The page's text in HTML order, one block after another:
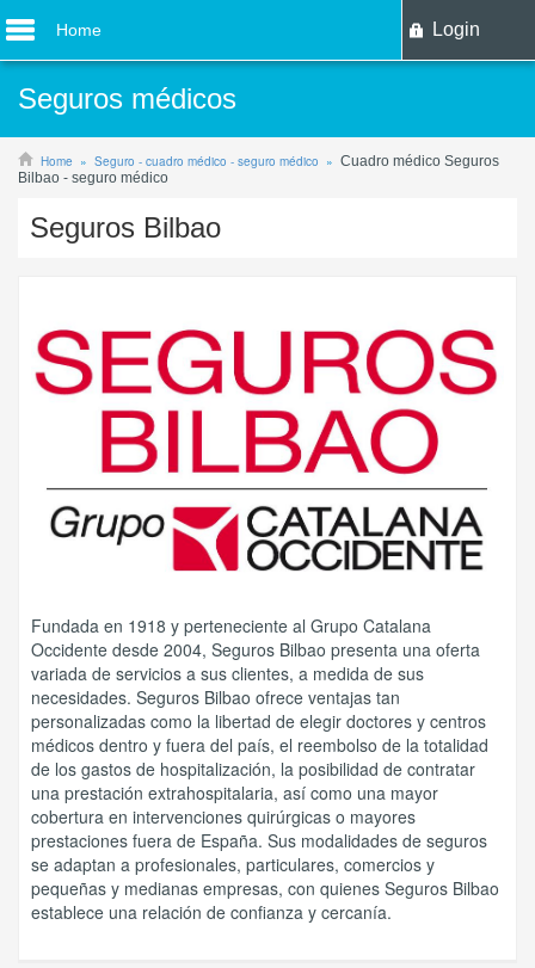
Home Login
Seguros médicos
Home Seguro - cuadro médico - seguro médico
Cuadro médico Seguros
Bilbao - seguro médico
Seguros Bilbao
Fundada en 1918 y perteneciente al Grupo Catalana
Occidente desde 2004, Seguros Bilbao presenta una oferta
variada de servicios a sus clientes, a medida de sus
necesidades. Seguros Bilbao ofrece ventajas tan
personalizadas como la libertad de elegir doctores y centros
médicos dentro y fuera del país, el reembolso de la totalidad
de los gastos de hospitalización, la posibilidad de contratar
una prestación extrahospitalaria, así como una mayor
cobertura en intervenciones quirúrgicas o mayores
prestaciones fuera de España. Sus modalidades de seguros
se adaptan a profesionales, particulares, comercios y
pequeñas y medianas empresas, con quienes Seguros Bilbao
establece una relación de confianza y cercanía.